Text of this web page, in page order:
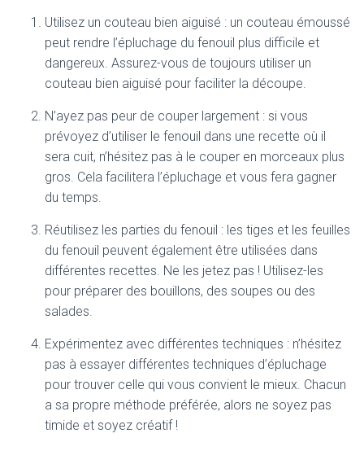
Utilisez un couteau bien aiguisé : un couteau émoussé
peut rendre l’épluchage du fenouil plus difficile et
dangereux. Assurez-vous de toujours utiliser un
couteau bien aiguisé pour faciliter la découpe.
N’ayez pas peur de couper largement : si vous
prévoyez d’utiliser le fenouil dans une recette où il
sera cuit, n’hésitez pas à le couper en morceaux plus
gros. Cela facilitera l’épluchage et vous fera gagner
du temps.
Réutilisez les parties du fenouil : les tiges et les feuilles
du fenouil peuvent également être utilisées dans
différentes recettes. Ne les jetez pas ! Utilisez-les
pour préparer des bouillons, des soupes ou des
salades.
Expérimentez avec différentes techniques : n’hésitez
pas à essayer différentes techniques d’épluchage
pour trouver celle qui vous convient le mieux. Chacun
a sa propre méthode préférée, alors ne soyez pas
timide et soyez créatif !